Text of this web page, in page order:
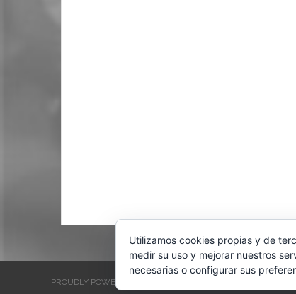
PROUDLY POWERED BY WORDPRESS
Utilizamos cookies propias y de
medir su uso y mejorar nuestros
necesarias o configurar sus